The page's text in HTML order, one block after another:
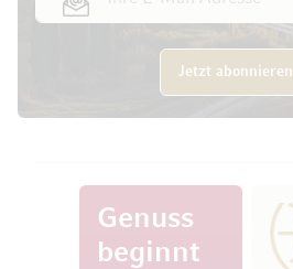
Jetzt abonnieren
Genuss
beginnt